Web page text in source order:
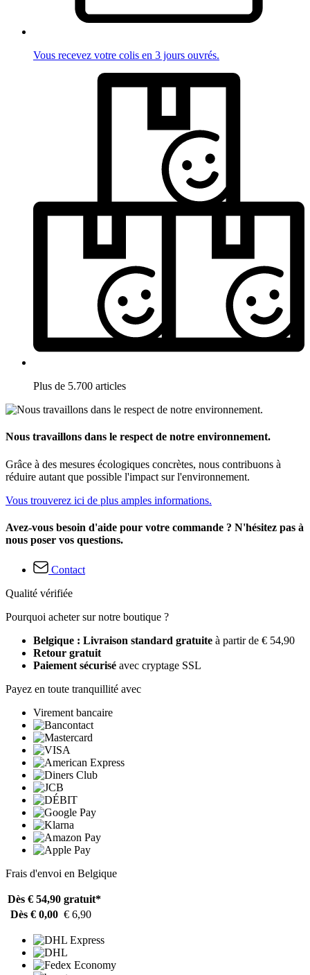
Vous recevez votre colis en 3 jours ouvrés.
Plus de 5.700 articles
Nous travaillons dans le respect de notre environnement.
Grâce à des mesures écologiques concrètes, nous contribuons à
réduire autant que possible l'impact sur l'environnement.
Vous trouverez ici de plus amples informations.
Avez-vous besoin d'aide pour votre commande ? N'hésitez pas à
nous poser vos questions.
Contact
Qualité vérifiée
Pourquoi acheter sur notre boutique ?
Belgique : Livraison standard gratuite à partir de € 54,90
Retour gratuit
Paiement sécurisé avec cryptage SSL
Payez en toute tranquillité avec
Virement bancaire
Frais d'envoi en Belgique
Dès € 54,90 gratuit*
Dès € 0,00 € 6,90